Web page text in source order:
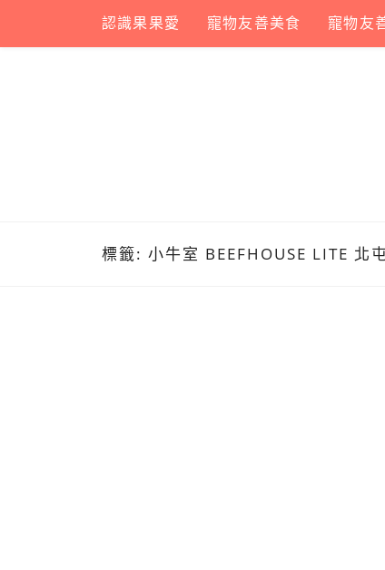
content
認識果果愛 寵物友善美食 寵物友
標籤: 小牛室 BEEFHOUSE LITE 北